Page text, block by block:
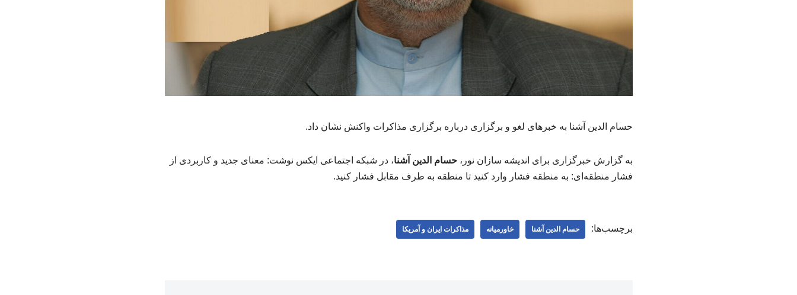
حسام الدین آشنا به خبرهای لغو و برگزاری درباره برگزاری مذاکرات واکنش نشان داد.
به گزارش خبرگزاری برای اندیشه سازان نور،حسام الدین آشنا، در شبکه اجتماعی ایکس نوشت: معنای جدید و کاربردی از
فشار منطقه‌ای: به منطقه فشار وارد کنید تا منطقه به طرف مقابل فشار کنید.
برچسب‌ها: حسام‌ الدین آشنا خاورمیانه مذاکرات ایران و آمریکا